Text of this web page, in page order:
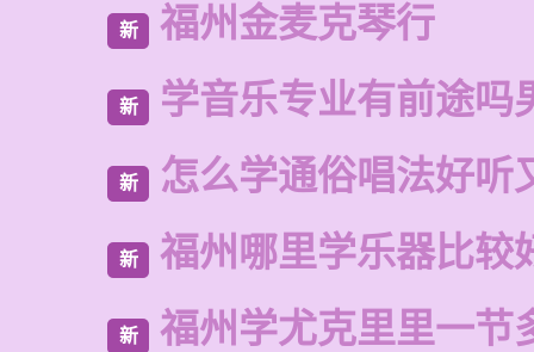
新 福州金麦克琴行
新 学音乐专业有前途吗
新 怎么学通俗唱法好听
新 福州哪里学乐器比较
新 福州学尤克里里一节